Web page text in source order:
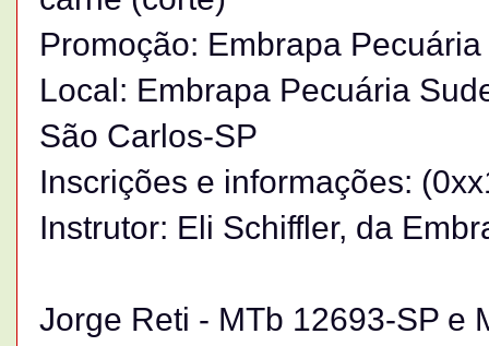
Promoção: Embrapa
Local: Embrapa Pecuária
São Carlos-SP
Inscrições e informações:
Instrutor: Eli Schiffler, da
Jorge Reti - MTb 12693-SP e